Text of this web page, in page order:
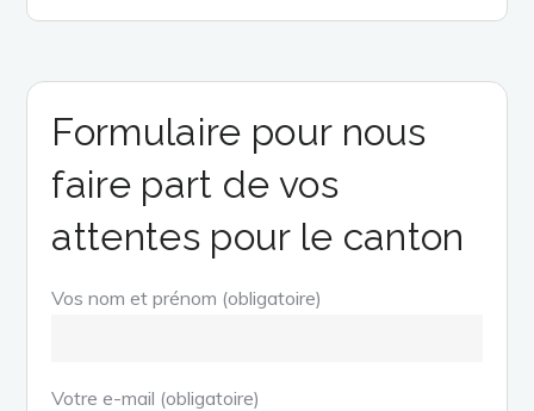
l’article
Formulaire pour nous
faire part de vos
attentes pour le canton
Vos nom et prénom (obligatoire)
Votre e-mail (obligatoire)